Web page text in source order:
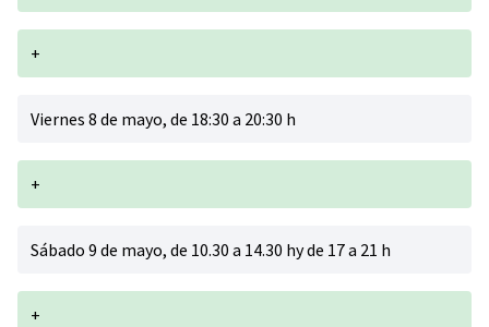
+
Viernes 8 de mayo, de 18:30 a 20:30 h
+
Sábado 9 de mayo, de 10.30 a 14.30 hy de 17 a 21 h
+